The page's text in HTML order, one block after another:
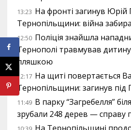
13:23 На фронті загинув Юрій
Тернопільщини: війна
12:50 Поліція знайшла
Тернополі травмував
пляшкою
12:17 На щиті повертається
Тернопільщини: загинув
11:49 В парку “Загребелля”
зрубали 248 дерев — справу